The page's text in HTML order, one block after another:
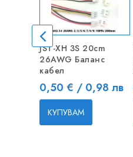
JST-XH 3S 20cm
26AWG Баланс
кабел
Цена
0,50 € / 0,98 лв
КУПУВАМ